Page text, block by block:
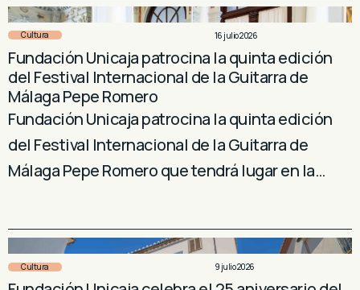
Cultura 16 julio 2026
Fundación Unicaja patrocina la quinta edición
del Festival Internacional de la Guitarra de
Málaga Pepe Romero
Fundación Unicaja patrocina la quinta edición
del Festival Internacional de la Guitarra de
Málaga Pepe Romero que tendrá lugar en la…
Cultura 9 julio 2026